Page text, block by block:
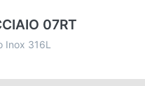
07RT
Inox 316L